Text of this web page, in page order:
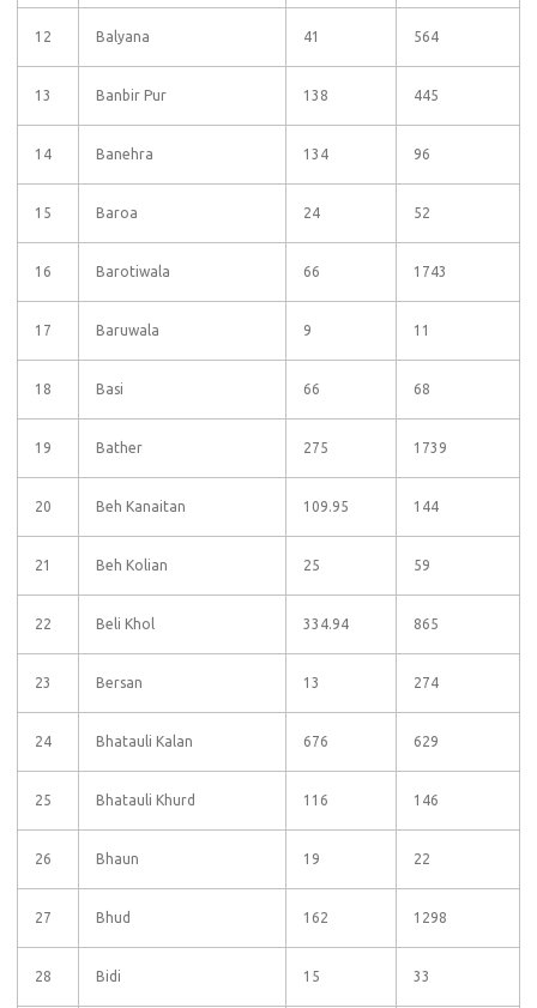
12 Balyana 41 564
13 Banbir Pur 138 445
14 Banehra 134 96
15 Baroa 24 52
16 Barotiwala 66 1743
17 Baruwala 9 11
18 Basi 66 68
19 Bather 275 1739
20 Beh Kanaitan 109.95 144
21 Beh Kolian 25 59
22 Beli Khol 334.94 865
23 Bersan 13 274
24 Bhatauli Kalan 676 629
25 Bhatauli Khurd 116 146
26 Bhaun 19 22
27 Bhud 162 1298
28 Bidi 15 33